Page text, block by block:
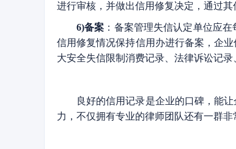
进行审核，并做出信用修复决定，通过
6)备案 ：备案管理失信认定单位应
信用修复情况保持信用办进行备案，企
大安全失信限制消费记录、法律诉讼记
良好的信用记录是企业的口碑，能
力，不仅拥有专业的律师团队还有一群